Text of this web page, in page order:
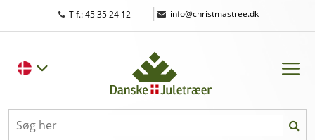
Tlf.: 45 35 24 12 | info@christmastree.dk